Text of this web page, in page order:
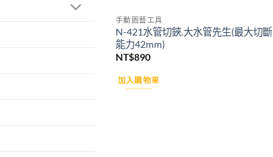
手動園藝工具
N-421水管切鋏.大水管先生(最大切斷
能力42mm)
NT$890
加入購物車